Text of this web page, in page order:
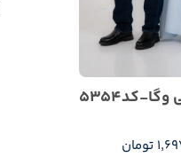
کد5354
تومان